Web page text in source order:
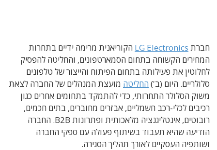
חברת LG Electronics הקוריאנית מרימה ידיים בתחרות
המחירים הקשוחה בתחום הסמארטפונים, והחליטה להפסיק
לחלוטין את פעילותה בתחום הפיתוח והייצור של טלפונים
סלולריים. היום (ב') החליטה מועצת המנהלים של החברה לצאת
משוק הסלולר התחרותי, כדי להתמקד בתחומים אחרים כגון
רכיבים לכלי-רכב חשמליים, אבזרים מחוברים, בתים חכמים,
רובוטים, אינטליגנציה מלאכותית ופתרונות B2B. החברה
הודיעה שהיא תעבוד בשיתוף פעולה עם ספקי החברה
ושותפיה העסקיים לאורך תהליך הסגירה.